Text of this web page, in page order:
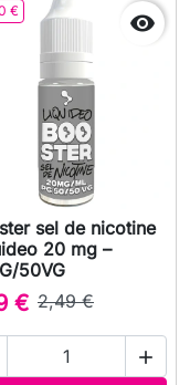
€ 
sel de nicotine
20 mg –
50VG
€ 2,49 €
